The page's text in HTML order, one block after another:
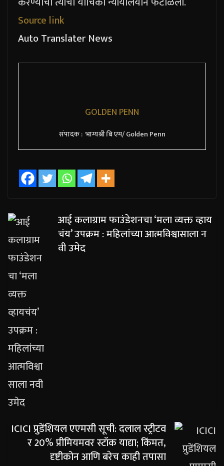
Source link
Auto Translater News
GOLDEN PENN
संपादक : भाग्यश्री बि एम/ Golden Penn
आई कलाग्राम फाउंडेशनचा ‘मला व्यक्त व्हाय
चंय’ उपक्रम : महिलांच्या आत्मविश्वासाला न
वी उमेद
ICICI प्रुडेंशियल एएमसी सूची: दलाल स्ट्रीटव
र 20% प्रीमियमवर स्टॉक याद्या; किंमत,
दृष्टीकोन आणि बरेच काही तपासा